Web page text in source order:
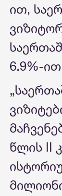
ით,
6.9%-
წლის II